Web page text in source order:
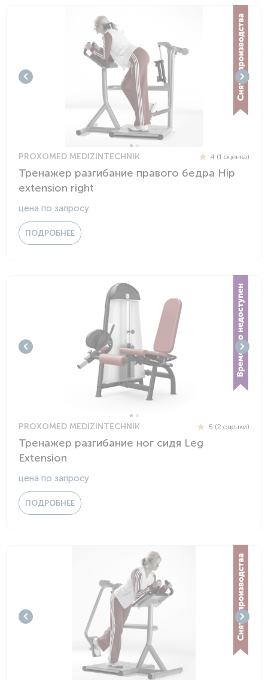
PROXOMED MEDIZINTECHNIK 4 (1 оценка)
Тренажер разгибание правого бедра Hip
extension right
цена по запросу
ПОДРОБНЕЕ
PROXOMED MEDIZINTECHNIK 5 (2 оценки)
Тренажер разгибание ног сидя Leg
Extension
цена по запросу
ПОДРОБНЕЕ